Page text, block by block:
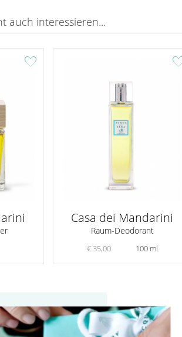
auch interessieren...
favorite
Casa dei Mandarini
Raum-Deodorant
€ 35,00 100 ml